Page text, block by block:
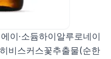
이·소듐하이알루로네이
비스커스꽃추출물(순한